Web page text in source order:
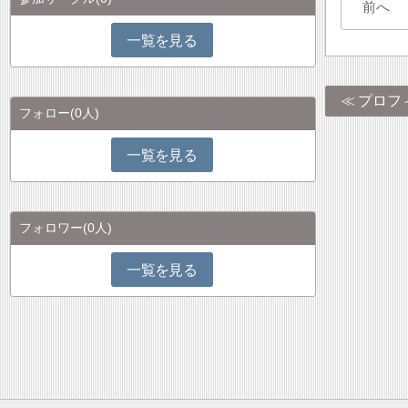
前へ
プロフ
一覧を見る
フォロー(0人)
一覧を見る
フォロワー(0人)
一覧を見る